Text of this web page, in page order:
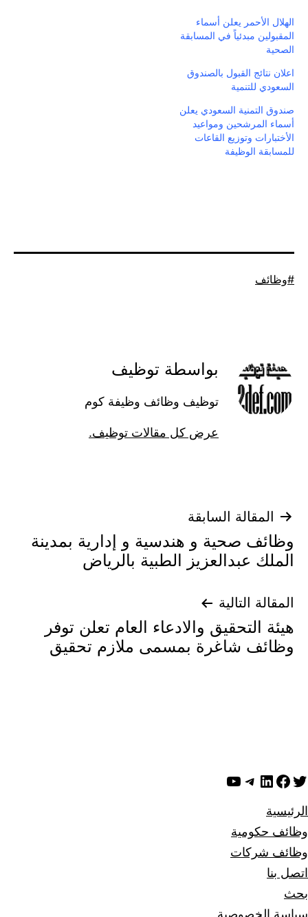
الهلال الأحمر يعلن أسماء
المقبولين مبدئياً في المسابقة
الصحية
اعلان نتائج القبول بالصندوق
السعودي للتنمية
صندوق التمنية السعودي يعلن
أسماء المرشحين ومواعيد
الأختبارات وتوزيع القاعات
للمسابقة الوظيفة
موسوم
وظائف
بواسطة توظيف
توظيف وظائف وظيفة كوم
عرض كل مقالات توظيف.
تصفّح
المقالات
المقالة السابقة
وظائف صحية و هندسية و إدارية بمدينة
الملك عبدالعزيز الطبية بالرياض
المقالة التالية
هيئة التحقيق والادعاء العام تعلن توفر
وظائف شاغرة بمسمى ملازم تحقيق
تويترفيسبوك
لينكد إن تيليجرام
يوتيوب
الرئيسية
وظائف حكومية
وظائف شركات
اتصل بنا
بحث
سياسة الخصوصية